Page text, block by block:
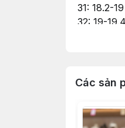
31: 18.2-19
32: 19-19.4
36: 21.6-
Các sản